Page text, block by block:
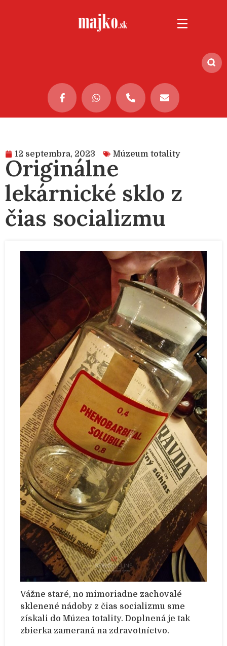
12 septembra, 2023 Múzeum totality
Originálne
lekárnické sklo z
čias socializmu
Vážne staré, no mimoriadne zachovalé
sklenené nádoby z čias socializmu sme
získali do Múzea totality. Doplnená je tak
zbierka zameraná na zdravotníctvo.